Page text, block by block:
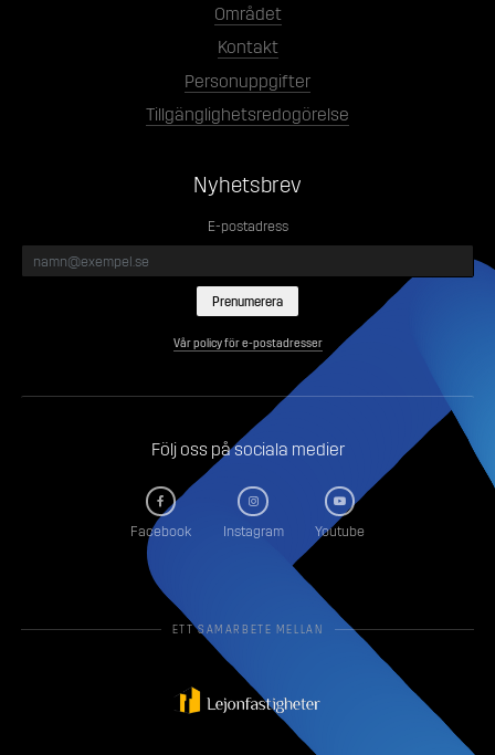
Området
Kontakt
Personuppgifter
Tillgänglighetsredogörelse
Nyhetsbrev
E-postadress
Vår policy för e-postadresser
Följ oss på sociala medier
Facebook Instagram Youtube
ETT SAMARBETE MELLAN